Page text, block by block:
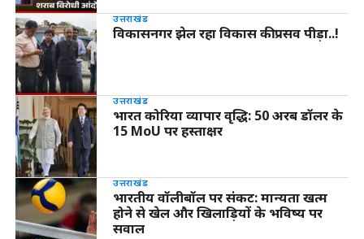
उत्तराखंड
विकासनगर झेल रहा विकास की प्रसव पीड़ा..!
उत्तराखंड
भारत कोरिया व्यापार वृद्धि: 50 अरब डॉलर के
15 MoU पर हस्ताक्षर
उत्तराखंड
भारतीय वॉलीबॉल पर संकट: मान्यता खत्म
होने से खेल और खिलाड़ियों के भविष्य पर
सवाल